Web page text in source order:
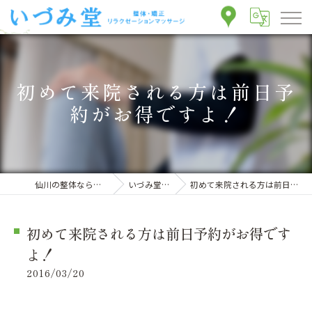
初めて来院される方は前日予
約がお得ですよ！
仙川の整体ならいづみ堂整体院 いづみ堂のブログ 初めて来院される方は前日予約がお得ですよ！
初めて来院される方は前日予約がお得です
よ！
2016/03/20